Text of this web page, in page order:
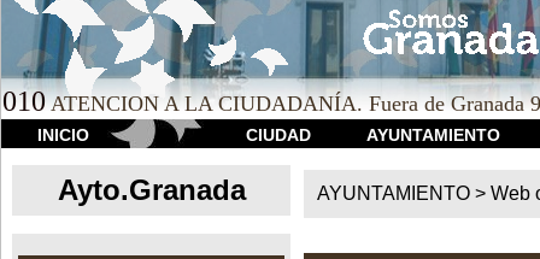
010 ATENCION A LA CIUDADANÍA. Fuera de Granada
INICIO CIUDAD AYUNTAMIENTO
Ayto.Granada AYUNTAMIENTO > Web